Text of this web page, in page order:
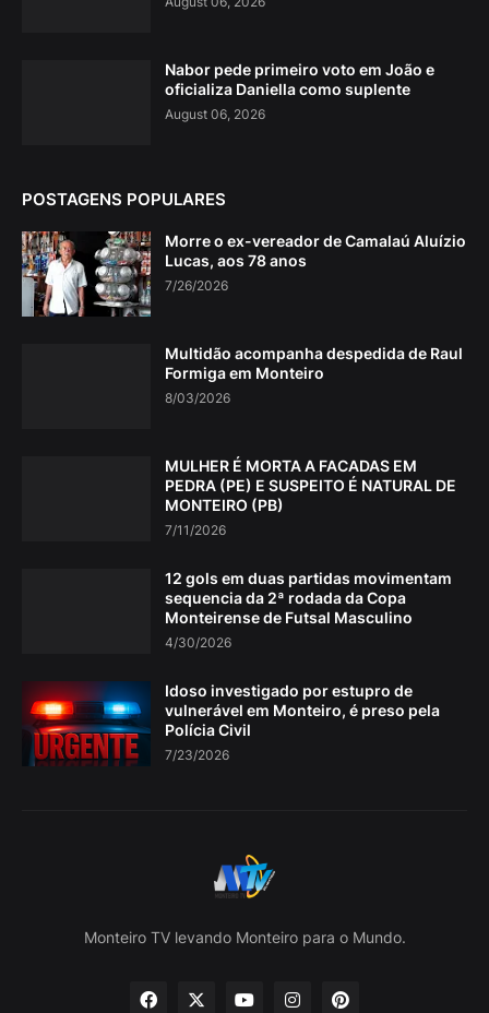
Nabor pede primeiro voto em João e
oficializa Daniella como suplente
August 06, 2026
POSTAGENS POPULARES
Morre o ex-vereador de Camalaú Aluízio
Lucas, aos 78 anos
7/26/2026
Multidão acompanha despedida de Raul
Formiga em Monteiro
8/03/2026
MULHER É MORTA A FACADAS EM
PEDRA (PE) E SUSPEITO É NATURAL DE
MONTEIRO (PB)
7/11/2026
12 gols em duas partidas movimentam
sequencia da 2ª rodada da Copa
Monteirense de Futsal Masculino
4/30/2026
Idoso investigado por estupro de
vulnerável em Monteiro, é preso pela
Polícia Civil
7/23/2026
Monteiro TV levando Monteiro para o Mundo.